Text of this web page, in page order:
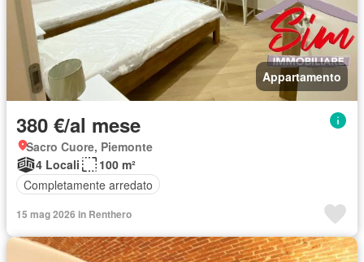
Appartamento
380 €/al mese
Sacro Cuore, Piemonte
4 Locali
100 m²
Completamente arredato
15 mag 2026 in Renthero